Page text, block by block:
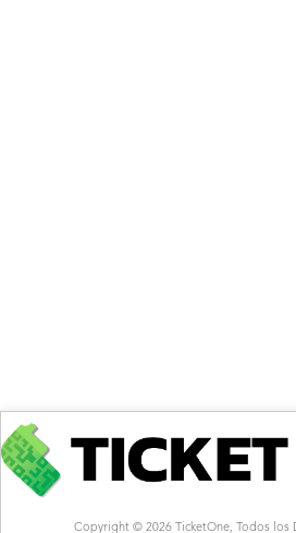
Copyright © 2026 TicketOne, Todos los